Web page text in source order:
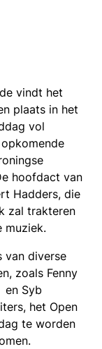
vindt het
plaats in het
vol
hoofdact van
Hadders, die
zal trakteren
muziek.
van diverse
zoals Fenny
en Syb
het Open
te worden